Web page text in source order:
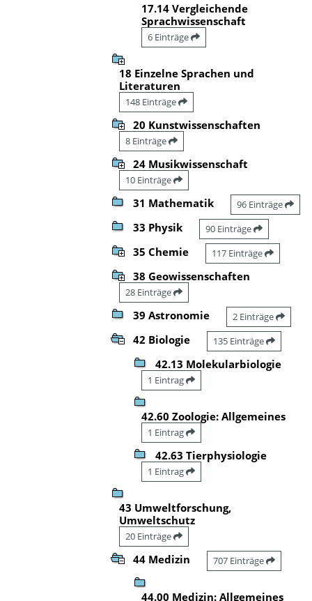
17.14 Vergleichende
Sprachwissenschaft
6 Einträge
18 Einzelne Sprachen und
Literaturen
148 Einträge
20 Kunstwissenschaften
8 Einträge
24 Musikwissenschaft
10 Einträge
31 Mathematik 96 Einträge
33 Physik 90 Einträge
35 Chemie 117 Einträge
38 Geowissenschaften
28 Einträge
39 Astronomie 2 Einträge
42 Biologie 135 Einträge
42.13 Molekularbiologie
1 Eintrag
42.60 Zoologie: Allgemeines
1 Eintrag
42.63 Tierphysiologie
1 Eintrag
43 Umweltforschung,
Umweltschutz
20 Einträge
44 Medizin 707 Einträge
44.00 Medizin: Allgemeines